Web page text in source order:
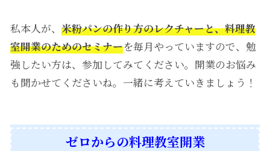
私本人が、 米粉パンの作り方のレクチャーと、料理教
室開業のためのセミナーを毎月やっていますので、勉
強したい方は、参加してみてください。開業のお悩み
も聞かせてくださいね。一緒に考えていきましょう！
ゼロからの料理教室開業